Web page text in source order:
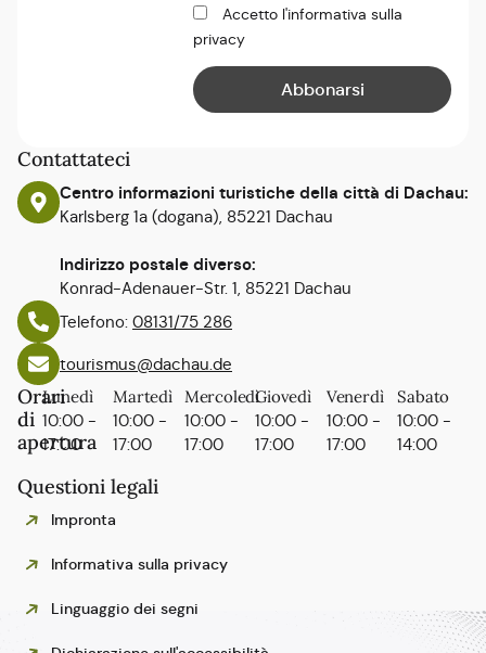
Contattateci
Centro informazioni turistiche della città di Dachau:
Karlsberg 1a (dogana), 85221 Dachau
Indirizzo postale diverso:
Konrad-Adenauer-Str. 1, 85221 Dachau
Telefono: 08131/75 286
tourismus@dachau.de
Orari
di
apertura
Lunedì
10:00 -
17:00
Martedì
10:00 -
17:00
Mercoledì
10:00 -
17:00
Giovedì
10:00 -
17:00
Venerdì
10:00 -
17:00
Sabato
10:00 -
14:00
Questioni legali
Impronta
Informativa sulla privacy
Linguaggio dei segni
Accetto l'informativa sulla
privacy